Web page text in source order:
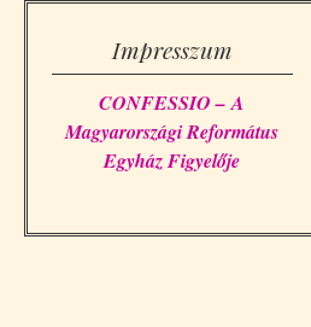
Impresszum
CONFESSIO – A
Magyarországi Református
Egyház Figyelője